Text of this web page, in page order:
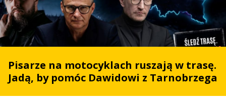
Pisarze na motocyklach ruszają w trasę.
Jadą, by pomóc Dawidowi z Tarnobrzega